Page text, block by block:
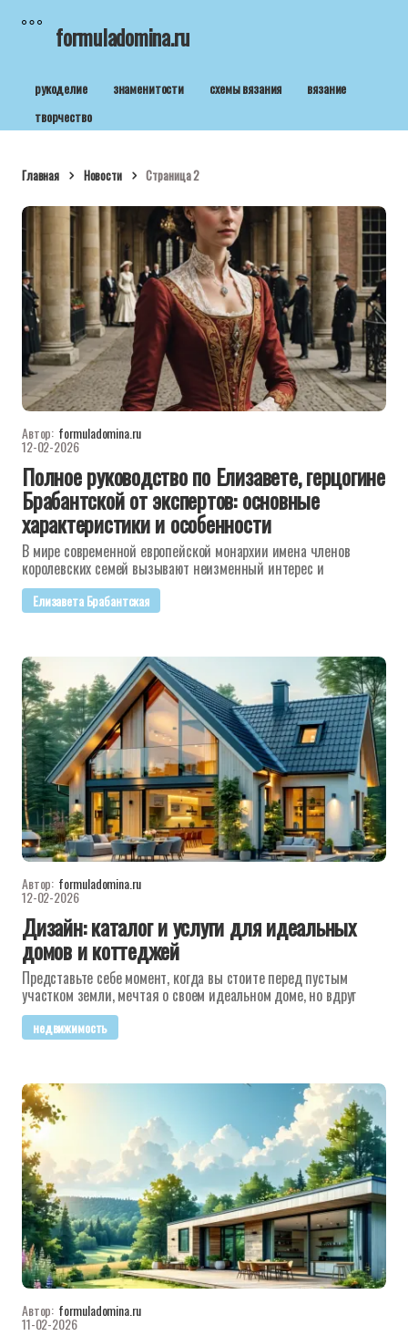
formuladomina.ru
рукоделие знаменитости схемы вязания
вязание
творчество
Главная Новости Страница 2
Автор: formuladomina.ru
12-02-2026
Полное руководство по Елизавете, герцогине
Брабантской от экспертов: основные
характеристики и особенности
В мире современной европейской монархии имена членов
королевских семей вызывают неизменный интерес и
Елизавета Брабантская
Автор: formuladomina.ru
12-02-2026
Дизайн: каталог и услуги для идеальных
домов и коттеджей
Представьте себе момент, когда вы стоите перед пустым
участком земли, мечтая о своем идеальном доме, но вдруг
недвижимость
Автор: formuladomina.ru
11-02-2026